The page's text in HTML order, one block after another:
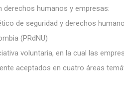
derechos humanos y empresas:
de seguridad y derechos
(PRdNU)
voluntaria, en la cual las
aceptados en cuatro áreas